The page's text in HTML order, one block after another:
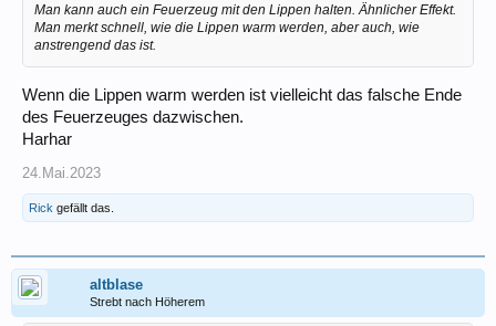
Man kann auch ein Feuerzeug mit den Lippen halten. Ähnlicher Effekt.
Man merkt schnell, wie die Lippen warm werden, aber auch, wie
anstrengend das ist.
Wenn die Lippen warm werden ist vielleicht das falsche Ende
des Feuerzeuges dazwischen.
Harhar
24.Mai.2023
Rick gefällt das.
altblase
Strebt nach Höherem